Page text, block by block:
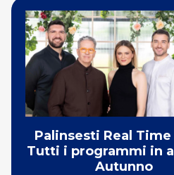
Palinsesti Real
Tutti i programmi in
Autunno